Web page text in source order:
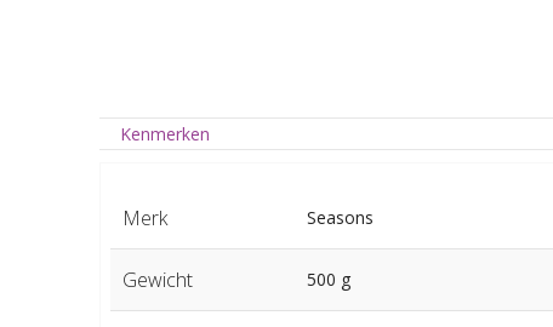
Kenmerken
Merk Seasons
Gewicht 500 g